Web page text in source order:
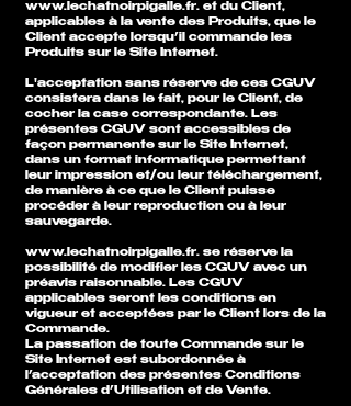
www.lechatnoirpigalle.fr. et du Client,
applicables à la vente des Produits, que le
Client accepte lorsqu’il commande les
Produits sur le Site Internet.
L'acceptation sans réserve de ces CGUV
consistera dans le fait, pour le Client, de
cocher la case correspondante. Les
présentes CGUV sont accessibles de
façon permanente sur le Site Internet,
dans un format informatique permettant
leur impression et/ou leur téléchargement,
de manière à ce que le Client puisse
procéder à leur reproduction ou à leur
sauvegarde.
www.lechatnoirpigalle.fr. se réserve la
possibilité de modifier les CGUV avec un
préavis raisonnable. Les CGUV
applicables seront les conditions en
vigueur et acceptées par le Client lors de la
Commande.
La passation de toute Commande sur le
Site Internet est subordonnée à
l’acceptation des présentes Conditions
Générales d’Utilisation et de Vente.